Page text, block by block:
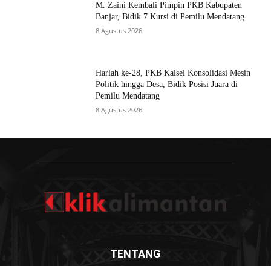
M. Zaini Kembali Pimpin PKB Kabupaten
Banjar, Bidik 7 Kursi di Pemilu Mendatang
8 Agustus 2026
Harlah ke-28, PKB Kalsel Konsolidasi Mesin
Politik hingga Desa, Bidik Posisi Juara di
Pemilu Mendatang
8 Agustus 2026
TENTANG